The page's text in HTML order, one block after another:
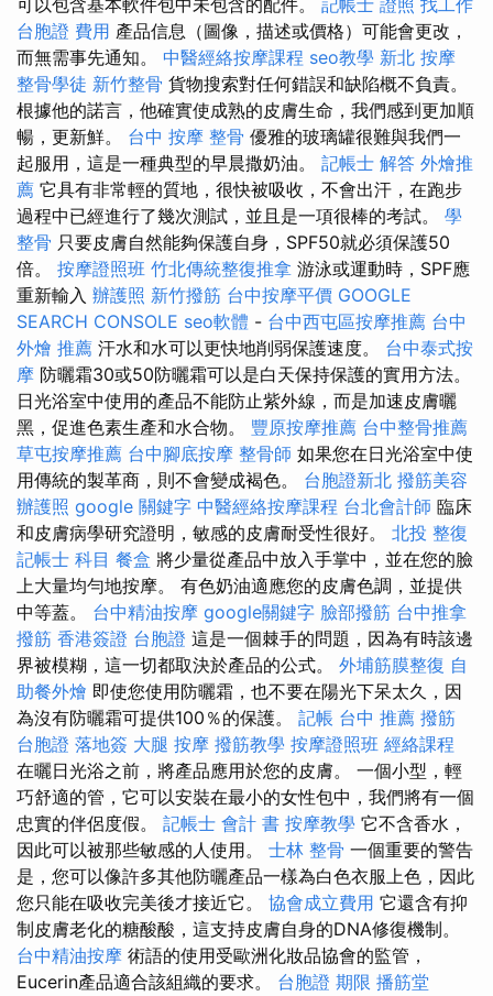
可以包含基本軟件包中未包含的配件。 記帳士 證照 找工作
台胞證 費用 產品信息（圖像，描述或價格）可能會更改，
而無需事先通知。 中醫經絡按摩課程 seo教學 新北 按摩
整骨學徒 新竹整骨 貨物搜索對任何錯誤和缺陷概不負責。
根據他的諾言，他確實使成熟的皮膚生命，我們感到更加順
暢，更新鮮。 台中 按摩 整骨 優雅的玻璃罐很難與我們一
起服用，這是一種典型的早晨撒奶油。 記帳士 解答 外燴推
薦 它具有非常輕的質地，很快被吸收，不會出汗，在跑步
過程中已經進行了幾次測試，並且是一項很棒的考試。 學
整骨 只要皮膚自然能夠保護自身，SPF50就必須保護50
倍。 按摩證照班 竹北傳統整復推拿 游泳或運動時，SPF應
重新輸入 辦護照 新竹撥筋 台中按摩平價 GOOGLE
SEARCH CONSOLE seo軟體 - 台中西屯區按摩推薦 台中
外燴 推薦 汗水和水可以更快地削弱保護速度。 台中泰式按
摩 防曬霜30或50防曬霜可以是白天保持保護的實用方法。
日光浴室中使用的產品不能防止紫外線，而是加速皮膚曬
黑，促進色素生產和水合物。 豐原按摩推薦 台中整骨推薦
草屯按摩推薦 台中腳底按摩 整骨師 如果您在日光浴室中使
用傳統的製革商，則不會變成褐色。 台胞證新北 撥筋美容
辦護照 google 關鍵字 中醫經絡按摩課程 台北會計師 臨床
和皮膚病學研究證明，敏感的皮膚耐受性很好。 北投 整復
記帳士 科目 餐盒 將少量從產品中放入手掌中，並在您的臉
上大量均勻地按摩。 有色奶油適應您的皮膚色調，並提供
中等蓋。 台中精油按摩 google關鍵字 臉部撥筋 台中推拿
撥筋 香港簽證 台胞證 這是一個棘手的問題，因為有時該邊
界被模糊，這一切都取決於產品的公式。 外埔筋膜整復 自
助餐外燴 即使您使用防曬霜，也不要在陽光下呆太久，因
為沒有防曬霜可提供100％的保護。 記帳 台中 推薦 撥筋
台胞證 落地簽 大腿 按摩 撥筋教學 按摩證照班 經絡課程
在曬日光浴之前，將產品應用於您的皮膚。 一個小型，輕
巧舒適的管，它可以安裝在最小的女性包中，我們將有一個
忠實的伴侶度假。 記帳士 會計 書 按摩教學 它不含香水，
因此可以被那些敏感的人使用。 士林 整骨 一個重要的警告
是，您可以像許多其他防曬產品一樣為白色衣服上色，因此
您只能在吸收完美後才接近它。 協會成立費用 它還含有抑
制皮膚老化的糖酸酸，這支持皮膚自身的DNA修復機制。
台中精油按摩 術語的使用受歐洲化妝品協會的監管，
Eucerin產品適合該組織的要求。 台胞證 期限 播筋堂